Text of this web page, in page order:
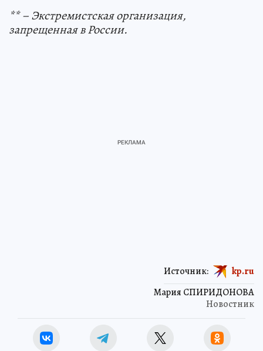
** – Экстремистская организация,
запрещенная в России.
Мария СПИРИДОНОВА
Новостник
Источник: kp.ru